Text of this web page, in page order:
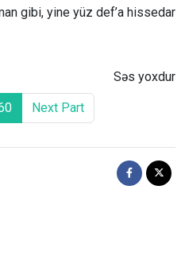
gibi, yine yüz def’a hissedar
Səs yoxdur
Next Part